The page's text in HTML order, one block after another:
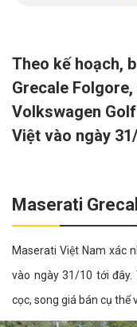
Theo kế hoạch,
Grecale
Volkswagen
Việt vào ngày
Maserati
Maserati Việt Nam xác
vào ngày 31/10 tới
cọc, song giá bán cụ thể